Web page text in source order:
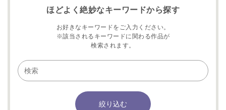
ほどよく絶妙なキーワードから探す
お好きなキーワードをご入力ください。
※該当されるキーワードに関わる作品が
検索されます。